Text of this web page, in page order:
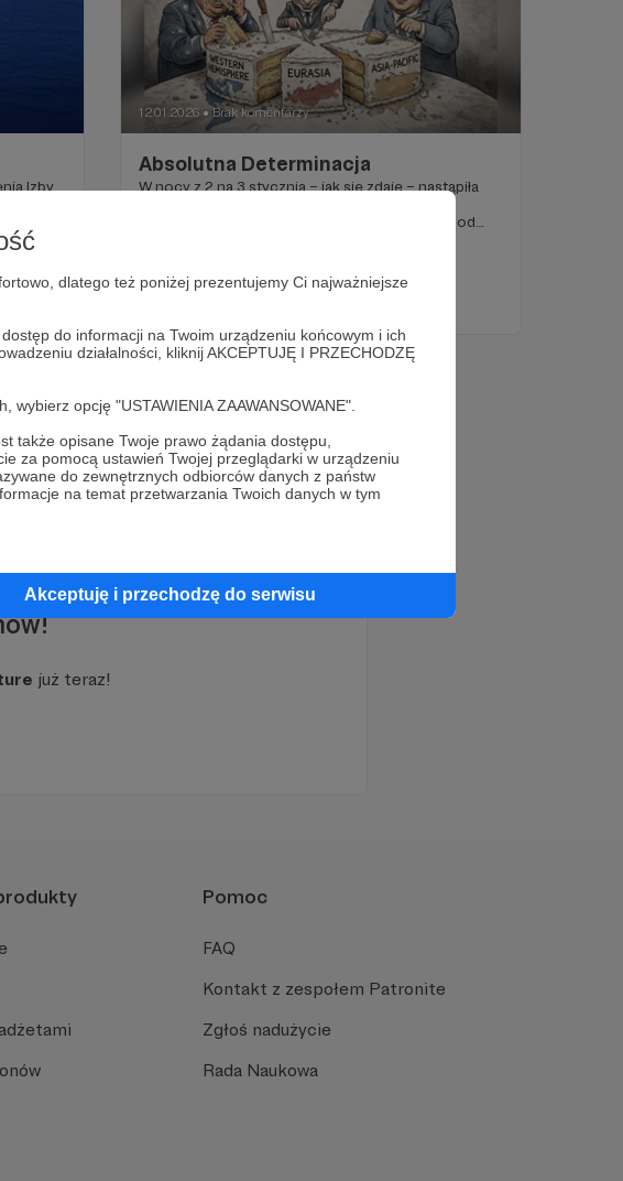
dlatego też poniżej prezentujemy Ci najważniejsze
do informacji na Twoim urządzeniu końcowym i ich
działalności, kliknij AKCEPTUJĘ I PRZECHODZĘ
opcję "USTAWIENIA ZAAWANSOWANE".
także opisane Twoje prawo żądania dostępu,
za pomocą ustawień Twojej przeglądarki w urządzeniu
do zewnętrznych odbiorców danych z państw
na temat przetwarzania Twoich danych w tym
Akceptuję i przechodzę do serwisu
Izby
12.01.2026 ● Brak komentarzy
Absolutna Determinacja
W nocy z 2 na 3 stycznia – jak się zdaje – nastąpiła
Wenezuelę. Presja ta w nasilonej formie trwała od
Nicolása Maduro do 50 milionów dolarów...
już teraz!
Pomoc
FAQ
Kontakt z zespołem Patronite
Zgłoś nadużycie
Rada Naukowa